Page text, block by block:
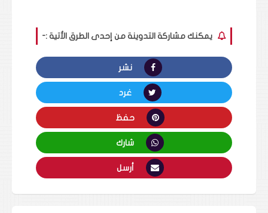
يمكنك مشاركة التدوينة من إحدى الطرق الأتية :-
نشر
غرد
حفظ
شارك
أرسل